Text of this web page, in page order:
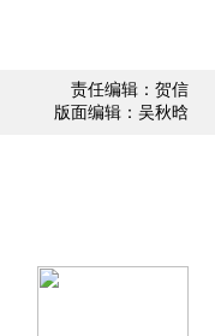
责任编辑：贺信
版面编辑：吴秋晗